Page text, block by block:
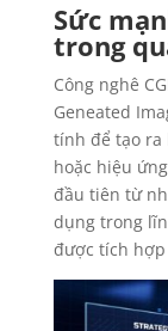
Sức
trong
Công nghê
Geneated
tính để tạo ra
hoặc hiệu
đầu tiên từ
dụng trong
được tích